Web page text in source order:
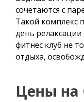
сочетаются с
Такой комплекс
день
фитнес клуб не
отдыха,
Цены на